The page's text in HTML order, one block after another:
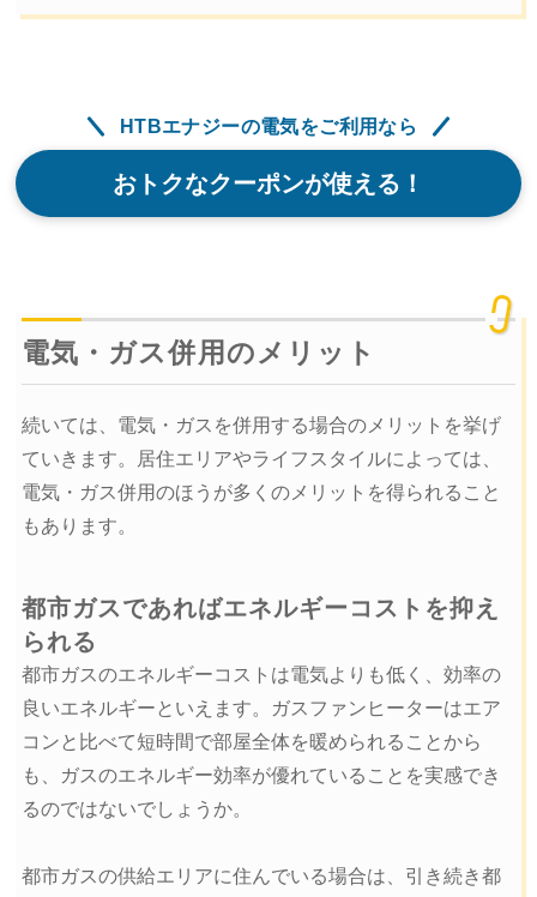
HTBエナジーの電気をご利用なら
おトクなクーポンが使える！
電気・ガス併用のメリット
続いては、電気・ガスを併用する場合のメリットを挙げ
ていきます。居住エリアやライフスタイルによっては、
電気・ガス併用のほうが多くのメリットを得られること
もあります。
都市ガスであればエネルギーコストを抑え
られる
都市ガスのエネルギーコストは電気よりも低く、効率の
良いエネルギーといえます。ガスファンヒーターはエア
コンと比べて短時間で部屋全体を暖められることから
も、ガスのエネルギー効率が優れていることを実感でき
るのではないでしょうか。
都市ガスの供給エリアに住んでいる場合は、引き続き都